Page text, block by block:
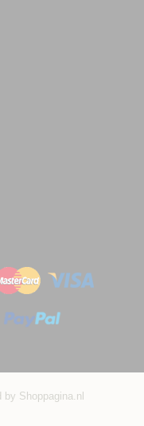
Shoppagina.nl